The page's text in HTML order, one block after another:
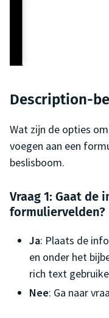
Description-
Wat zijn de opties
voegen aan een
beslisboom.
Vraag 1: Gaat
formuliervelden?
Ja: Plaats de
en onder het
rich text
Nee: Ga naar